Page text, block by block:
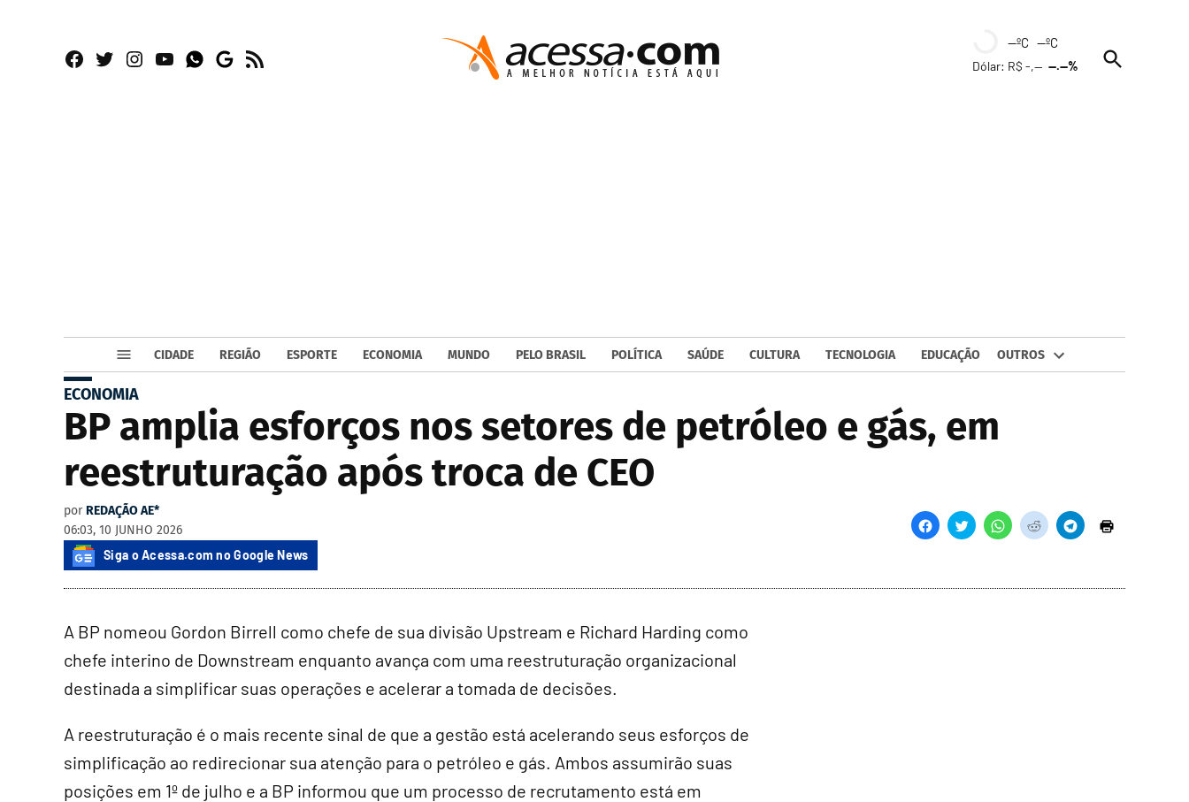
Facebook
TwitterInstagram
YouTubeWhatsapp
Google
RSS
--ºC --ºC
Dólar: R$ -,----.--%
Open
Search
CIDADE REGIÃO ESPORTE ECONOMIA MUNDO PELO BRASIL POLÍTICA SAÚDE CULTURA TECNOLOGIA EDUCAÇÃO OUTROS
ECONOMIA
BP amplia esforços nos setores de petróleo e gás, em
reestruturação após troca de CEO
por REDAÇÃO AE*
06:03, 10 JUNHO 2026
Siga o Acessa.com no Google News
A BP nomeou Gordon Birrell como chefe de sua divisão Upstream e Richard Harding como
chefe interino de Downstream enquanto avança com uma reestruturação organizacional
destinada a simplificar suas operações e acelerar a tomada de decisões.
A reestruturação é o mais recente sinal de que a gestão está acelerando seus esforços de
simplificação ao redirecionar sua atenção para o petróleo e gás. Ambos assumirão suas
posições em 1º de julho e a BP informou que um processo de recrutamento está em